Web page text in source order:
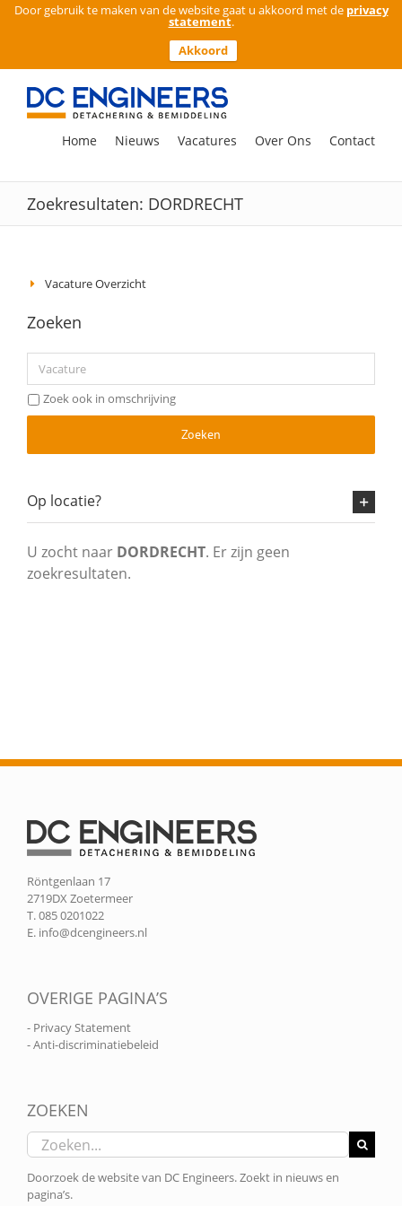
Door gebruik te maken van de website gaat u akkoord met de privacy
statement.
Akkoord
Ga
inhoud
naar:
Home Nieuws Vacatures Over Ons Contact
Zoekresultaten: DORDRECHT
Vacature Overzicht
Zoeken
Zoek ook in omschrijving
Zoeken
Op locatie?
U zocht naar DORDRECHT. Er zijn geen
zoekresultaten.
Röntgenlaan 17
2719DX Zoetermeer
T. 085 0201022
E. info@dcengineers.nl
OVERIGE PAGINA’S
- Privacy Statement
- Anti-discriminatiebeleid
ZOEKEN
Zoeken
naar:
Doorzoek de website van DC Engineers. Zoekt in nieuws en
pagina’s.